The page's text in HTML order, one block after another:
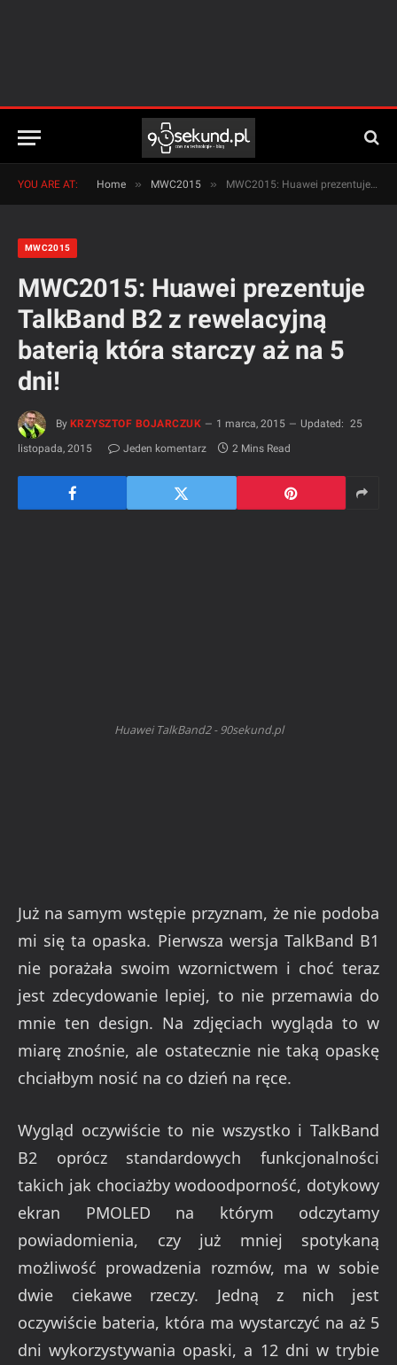
YOU ARE AT: Home » MWC2015 » MWC2015: Huawei prezentuje TalkBand B2 z rewelacyjną baterią która starczy aż na 5 dni!
MWC2015
MWC2015: Huawei prezentuje
TalkBand B2 z rewelacyjną
baterią która starczy aż na 5
dni!
By KRZYSZTOF BOJARCZUK 1 marca, 2015 Updated: 25
listopada, 2015
Jeden komentarz 2 Mins Read
Huawei TalkBand2 - 90sekund.pl
Już na samym wstępie przyznam, że nie podoba
mi się ta opaska. Pierwsza wersja TalkBand B1
nie porażała swoim wzornictwem i choć teraz
jest zdecydowanie lepiej, to nie przemawia do
mnie ten design. Na zdjęciach wygląda to w
miarę znośnie, ale ostatecznie nie taką opaskę
chciałbym nosić na co dzień na ręce.
Wygląd oczywiście to nie wszystko i TalkBand
B2 oprócz standardowych funkcjonalności
takich jak chociażby wodoodporność, dotykowy
ekran PMOLED na którym odczytamy
powiadomienia, czy już mniej spotykaną
możliwość prowadzenia rozmów, ma w sobie
dwie ciekawe rzeczy. Jedną z nich jest
oczywiście bateria, która ma wystarczyć na aż 5
dni wykorzystywania opaski, a 12 dni w trybie